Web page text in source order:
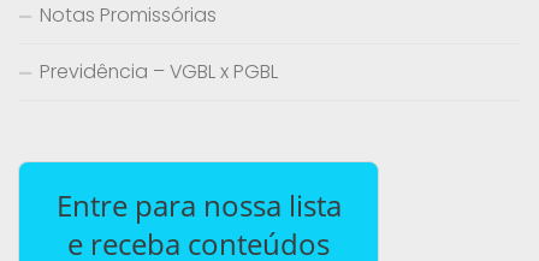
Notas Promissórias
Previdência – VGBL x PGBL
Entre para nossa lista
e receba conteúdos